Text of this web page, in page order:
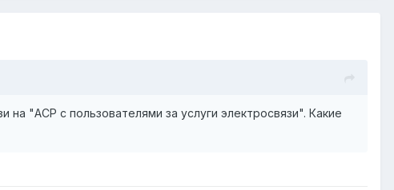
на "АСР с пользователями за услуги электросвязи". Какие